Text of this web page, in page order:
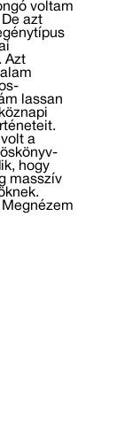
voltam
azt
Azt
lassan
a
hogy
masszív
Megnézem